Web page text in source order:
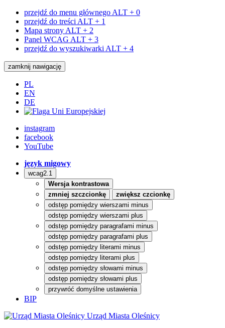
przejdź do menu głównego ALT + 0
przejdź do treści ALT + 1
Mapa strony ALT + 2
Panel WCAG ALT + 3
przejdź do wyszukiwarki ALT + 4
zamknij nawigację
PL
EN
DE
instagram
facebook
YouTube
język migowy
wcag2.1
Wersja kontrastowa
zmniej szczcionkę
zwiększ czcionkę
odstęp pomiędzy wierszami minus
odstęp pomiędzy wierszami plus
odstęp pomiędzy paragrafami minus
odstęp pomiędzy paragrafami plus
odstęp pomiędzy literami minus
odstęp pomiędzy literami plus
odstęp pomiędzy słowami minus
odstęp pomiędzy słowami plus
przywróć domyślne ustawienia
BIP
Urząd Miasta Oleśnicy